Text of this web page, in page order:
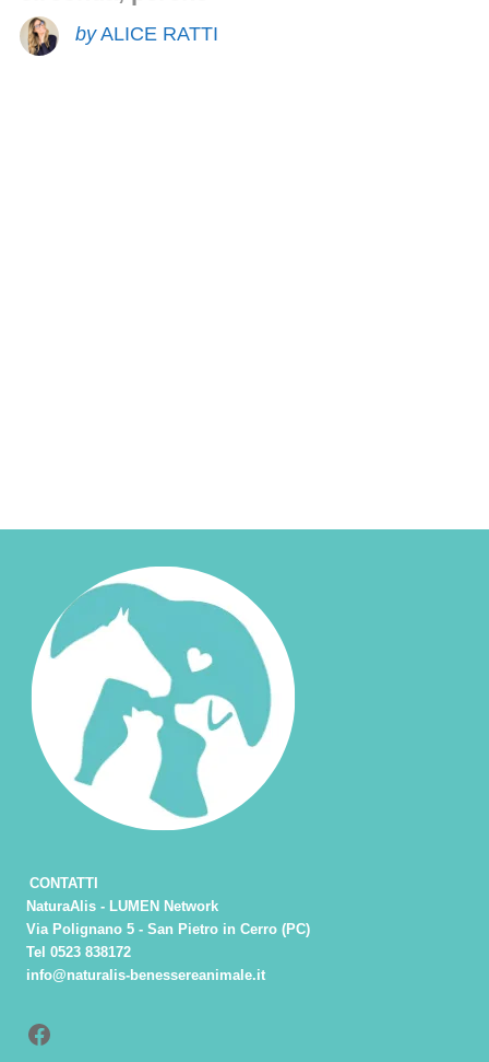
by ALICE RATTI
CONTATTI
NaturaAlis - LUMEN Network
Via Polignano 5 - San Pietro in Cerro (PC)
Tel 0523 838172
info@naturalis-benessereanimale.it
Facebook